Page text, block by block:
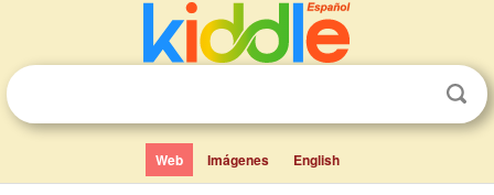
Web Imágenes English